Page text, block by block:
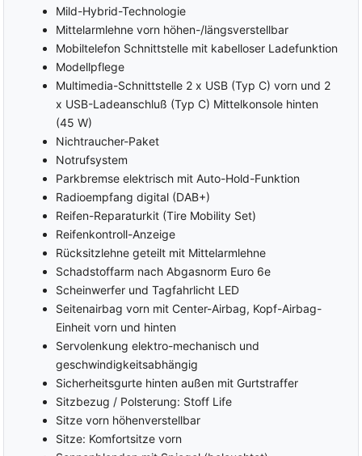
Mild-Hybrid-Technologie
Mittelarmlehne vorn höhen-/längsverstellbar
Mobiltelefon Schnittstelle mit kabelloser Ladefunktion
Modellpflege
Multimedia-Schnittstelle 2 x USB (Typ C) vorn und 2
x USB-Ladeanschluß (Typ C) Mittelkonsole hinten
(45 W)
Nichtraucher-Paket
Notrufsystem
Parkbremse elektrisch mit Auto-Hold-Funktion
Radioempfang digital (DAB+)
Reifen-Reparaturkit (Tire Mobility Set)
Reifenkontroll-Anzeige
Rücksitzlehne geteilt mit Mittelarmlehne
Schadstoffarm nach Abgasnorm Euro 6e
Scheinwerfer und Tagfahrlicht LED
Seitenairbag vorn mit Center-Airbag, Kopf-Airbag-
Einheit vorn und hinten
Servolenkung elektro-mechanisch und
geschwindigkeitsabhängig
Sicherheitsgurte hinten außen mit Gurtstraffer
Sitzbezug / Polsterung: Stoff Life
Sitze vorn höhenverstellbar
Sitze: Komfortsitze vorn